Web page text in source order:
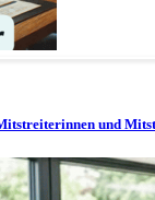
und